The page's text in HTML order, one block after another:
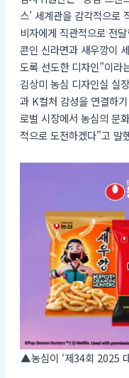
스’ 세계관을 감각적으로
비자에게 직관적으로 전
콘인 신라면과 새우깡이
도록 선도한 디자인”이라
김상미 농심 디자인실 실
과 K컬처 감성을 연결하
로벌 시장에서 농심의 문
적으로 도전하겠다”고 말
▲농심이 ‘제34회 2025